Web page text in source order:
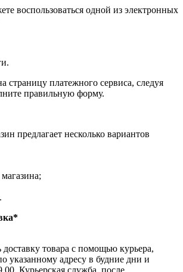
воспользоваться одной из электронных
страницу платежного сервиса, следуя
правильную форму.
предлагает несколько вариантов
доставку товара с помощью курьера,
указанному адресу в будние дни и
Курьерская служба, после